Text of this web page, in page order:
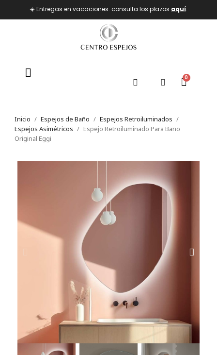
☀️ Entregas en vacaciones: consulta los plazos aquí.
Inicio Espejos de Baño
Espejos Retroiluminados
Espejos Asimétricos
Espejo Retroiluminado Para Baño
Original Eggi